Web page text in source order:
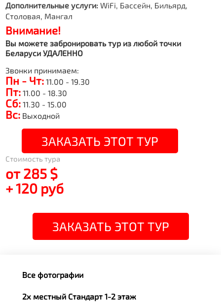
Дополнительные услуги: WiFi, Бассейн, Бильярд,
Столовая, Мангал
Внимание!
Вы можете забронировать тур из любой точки
Беларуси УДАЛЕННО
Звонки принимаем:
Пн - Чт: 11.00 - 19.30
Пт: 11.00 - 18.30
Сб: 11.30 - 15.00
Вс: Выходной
ЗАКАЗАТЬ ЭТОТ ТУР
Стоимость тура
от 285 $
+ 120 руб
ЗАКАЗАТЬ ЭТОТ ТУР
Все фотографии
2х местный Стандарт 1-2 этаж